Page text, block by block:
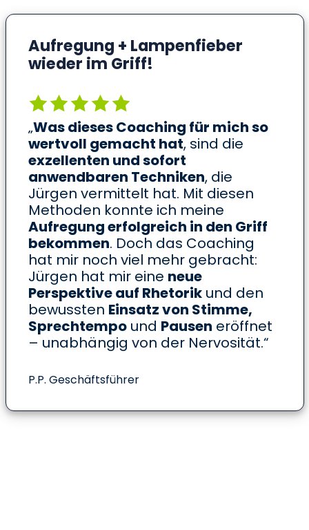
Aufregung + Lampenfieber
wieder im Griff!
„Was dieses Coaching für mich so
wertvoll gemacht hat, sind die
exzellenten und sofort
anwendbaren Techniken, die
Jürgen vermittelt hat. Mit diesen
Methoden konnte ich meine
Aufregung erfolgreich in den Griff
bekommen. Doch das Coaching
hat mir noch viel mehr gebracht:
Jürgen hat mir eine neue
Perspektive auf Rhetorikund den
bewussten Einsatz von Stimme,
Sprechtempound Pausen eröffnet
– unabhängig von der Nervosität.“
P.P. Geschäftsführer